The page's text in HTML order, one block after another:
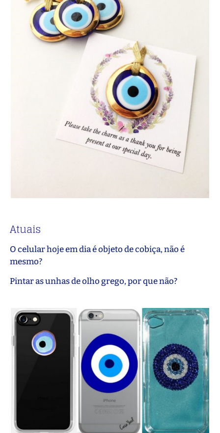
Atuais
O celular hoje em dia é objeto de cobiça, não é
mesmo?
Pintar as unhas de olho grego, por que não?